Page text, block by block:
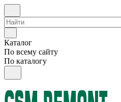
Каталог
По всему сайту
По каталогу